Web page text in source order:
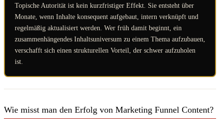
Topische Autorität ist kein kurzfristiger Effekt. Sie entsteht über
Monate, wenn Inhalte konsequent aufgebaut, intern verknüpft und
regelmäßig aktualisiert werden. Wer früh damit beginnt, ein
zusammenhängendes Inhaltsuniversum zu einem Thema aufzubauen,
verschafft sich einen strukturellen Vorteil, der schwer aufzuholen
ist.
Wie misst man den Erfolg von Marketing Funnel Content?